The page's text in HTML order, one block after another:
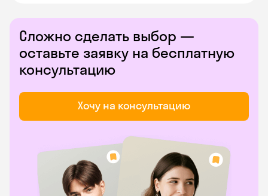
Сложно сделать выбор —
оставьте заявку на бесплатную
консультацию
Хочу на консультацию